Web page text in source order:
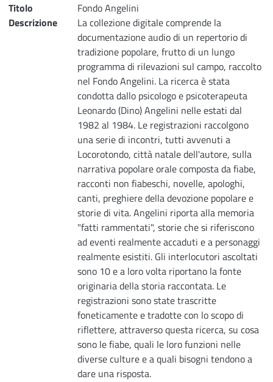
Titolo
Fondo Angelini
Descrizione
La collezione digitale comprende la
documentazione audio di un repertorio di
tradizione popolare, frutto di un lungo
programma di rilevazioni sul campo, raccolto
nel Fondo Angelini. La ricerca è stata
condotta dallo psicologo e psicoterapeuta
Leonardo (Dino) Angelini nelle estati dal
1982 al 1984. Le registrazioni raccolgono
una serie di incontri, tutti avvenuti a
Locorotondo, città natale dell'autore, sulla
narrativa popolare orale composta da fiabe,
racconti non fiabeschi, novelle, apologhi,
canti, preghiere della devozione popolare e
storie di vita. Angelini riporta alla memoria
"fatti rammentati", storie che si riferiscono
ad eventi realmente accaduti e a personaggi
realmente esistiti. Gli interlocutori ascoltati
sono 10 e a loro volta riportano la fonte
originaria della storia raccontata. Le
registrazioni sono state trascritte
foneticamente e tradotte con lo scopo di
riflettere, attraverso questa ricerca, su cosa
sono le fiabe, quali le loro funzioni nelle
diverse culture e a quali bisogni tendono a
dare una risposta.